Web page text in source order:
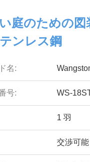
庭のための図
ンレス鋼
名:
号: WS-
1 羽
交渉可能